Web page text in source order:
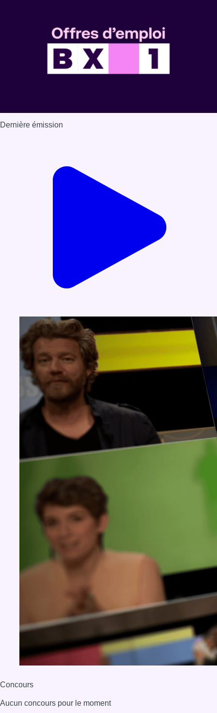
Dernière émission
Concours
Aucun concours pour le moment